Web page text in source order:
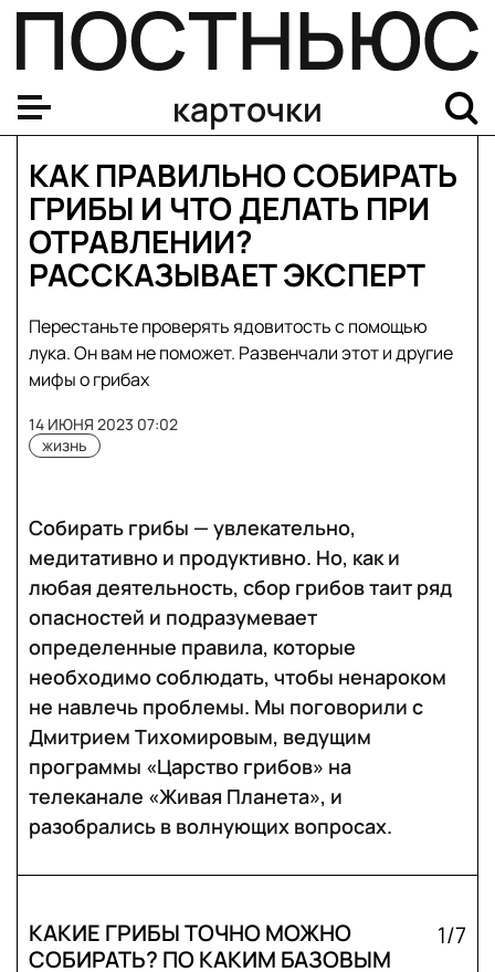
карточки
КАК ПРАВИЛЬНО СОБИРАТЬ
ГРИБЫ И ЧТО ДЕЛАТЬ ПРИ
ОТРАВЛЕНИИ?
РАССКАЗЫВАЕТ ЭКСПЕРТ
Перестаньте проверять ядовитость с помощью
лука. Он вам не поможет. Развенчали этот и другие
мифы о грибах
жизнь
14 ИЮНЯ 2023 07:02
Собирать грибы — увлекательно,
медитативно и продуктивно. Но, как и
любая деятельность, сбор грибов таит ряд
опасностей и подразумевает
определенные правила, которые
необходимо соблюдать, чтобы ненароком
не навлечь проблемы. Мы поговорили с
Дмитрием Тихомировым, ведущим
программы «Царство грибов» на
телеканале «Живая Планета», и
разобрались в волнующих вопросах.
КАКИЕ ГРИБЫ ТОЧНО МОЖНО
СОБИРАТЬ? ПО КАКИМ БАЗОВЫМ
1/7